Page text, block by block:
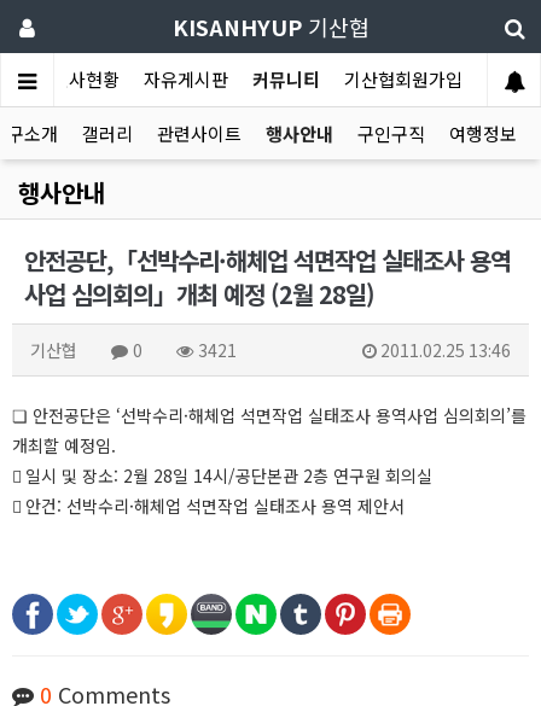
KISANHYUP기산협
회원사현황 자유게시판 커뮤니티 기산협회원가입
구소개 갤러리 관련사이트 행사안내 구인구직 여행정보
행사안내
안전공단,「선박수리·해체업 석면작업 실태조사 용역
사업 심의회의」개최 예정 (2월 28일)
기산협 0 3421 2011.02.25 13:46
❏ 안전공단은 ‘선박수리·해체업 석면작업 실태조사 용역사업 심의회의’를
개최할 예정임.
 일시 및 장소: 2월 28일 14시/공단본관 2층 연구원 회의실
 안건: 선박수리·해체업 석면작업 실태조사 용역 제안서
0 Comments